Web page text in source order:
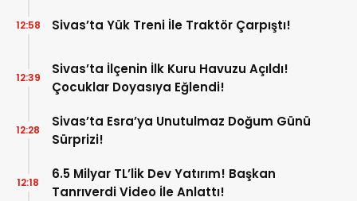
Sivas’ta Yük Treni İle Traktör Çarpıştı!
12:58
Sivas’ta İlçenin İlk Kuru Havuzu Açıldı!
Çocuklar Doyasıya Eğlendi!
12:39
Sivas’ta Esra’ya Unutulmaz Doğum Günü
Sürprizi!
12:28
6.5 Milyar TL’lik Dev Yatırım! Başkan
Tanrıverdi Video İle Anlattı!
12:18